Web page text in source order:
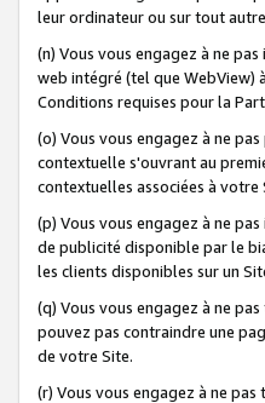
leur ordinateur ou sur tout
(n) Vous vous engagez à ne
web intégré (tel que WebView)
Conditions requises pour la
(o) Vous vous engagez à ne
contextuelle s'ouvrant au
contextuelles associées à
(p) Vous vous engagez à ne
de publicité disponible par le
les clients disponibles sur un
(q) Vous vous engagez à ne
pouvez pas contraindre une
de votre Site.
(r) Vous vous engagez à ne